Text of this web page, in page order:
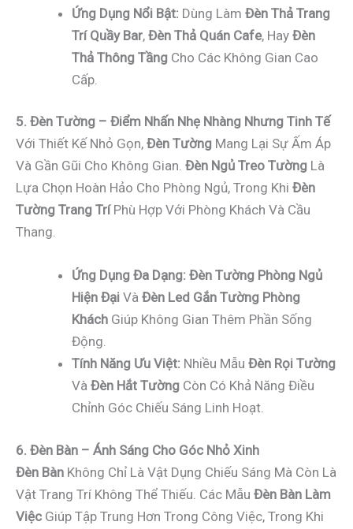
Ứng Dụng Nổi Bật: Dùng Làm Đèn Thả Trang
Trí Quầy Bar, Đèn Thả Quán Cafe, Hay Đèn
Thả Thông Tầng Cho Các Không Gian Cao
Cấp.
5. Đèn Tường – Điểm Nhấn Nhẹ Nhàng Nhưng Tinh Tế
Với Thiết Kế Nhỏ Gọn, Đèn Tường Mang Lại Sự Ấm Áp
Và Gần Gũi Cho Không Gian. Đèn Ngủ Treo Tường Là
Lựa Chọn Hoàn Hảo Cho Phòng Ngủ, Trong Khi Đèn
Tường Trang TríPhù Hợp Với Phòng Khách Và Cầu
Thang.
Ứng Dụng Đa Dạng: Đèn Tường Phòng Ngủ
Hiện Đại Và Đèn Led Gắn Tường Phòng
Khách Giúp Không Gian Thêm Phần Sống
Động.
Tính Năng Ưu Việt: Nhiều Mẫu Đèn Rọi Tường
Và Đèn Hắt Tường Còn Có Khả Năng Điều
Chỉnh Góc Chiếu Sáng Linh Hoạt.
6. Đèn Bàn – Ánh Sáng Cho Góc Nhỏ Xinh
Đèn Bàn Không Chỉ Là Vật Dụng Chiếu Sáng Mà Còn Là
Vật Trang Trí Không Thể Thiếu. Các Mẫu Đèn Bàn Làm
Việc Giúp Tập Trung Hơn Trong Công Việc, Trong Khi